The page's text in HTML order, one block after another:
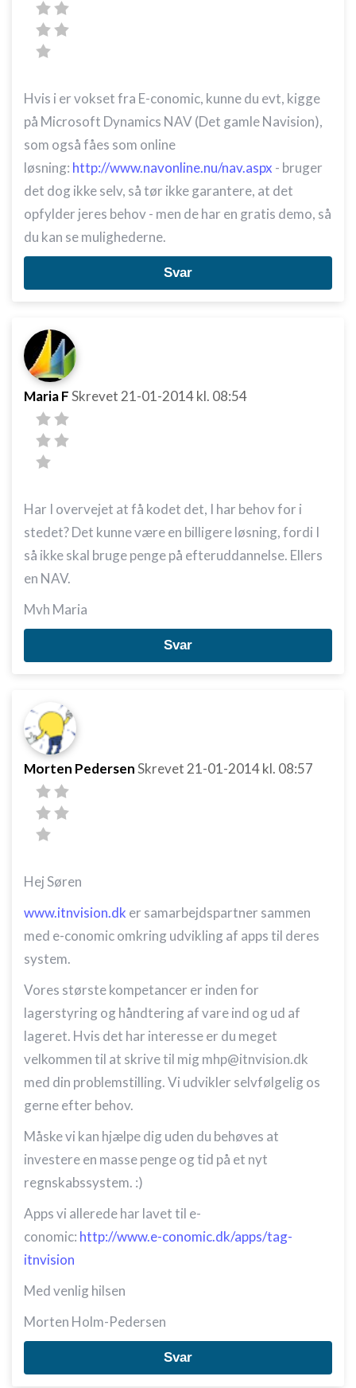
Hvis i er vokset fra E-conomic, kunne du evt, kigge
på Microsoft Dynamics NAV (Det gamle Navision),
som også fåes som online
løsning: http://www.navonline.nu/nav.aspx - bruger
det dog ikke selv, så tør ikke garantere, at det
opfylder jeres behov - men de har en gratis demo, så
du kan se mulighederne.
Svar
Maria FSkrevet 21-01-2014kl. 08:54
Har I overvejet at få kodet det, I har behov for i
stedet? Det kunne være en billigere løsning, fordi I
så ikke skal bruge penge på efteruddannelse. Ellers
en NAV.
Mvh Maria
Svar
Morten PedersenSkrevet 21-01-2014kl. 08:57
Hej Søren
www.itnvision.dk er samarbejdspartner sammen
med e-conomic omkring udvikling af apps til deres
system.
Vores største kompetancer er inden for
lagerstyring og håndtering af vare ind og ud af
lageret. Hvis det har interesse er du meget
velkommen til at skrive til mig mhp@itnvision.dk
med din problemstilling. Vi udvikler selvfølgelig os
gerne efter behov.
Måske vi kan hjælpe dig uden du behøves at
investere en masse penge og tid på et nyt
regnskabssystem. :)
Apps vi allerede har lavet til e-
conomic: http://www.e-conomic.dk/apps/tag-
itnvision
Med venlig hilsen
Morten Holm-Pedersen
Svar